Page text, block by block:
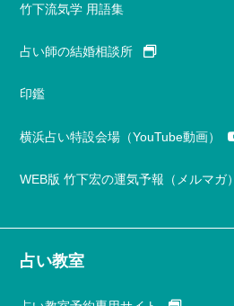
竹下流気学 用語集
占い師の結婚相談所
印鑑
横浜占い特設会場（YouTube動画）
WEB版 竹下宏の運気予報（メルマガ）
占い教室